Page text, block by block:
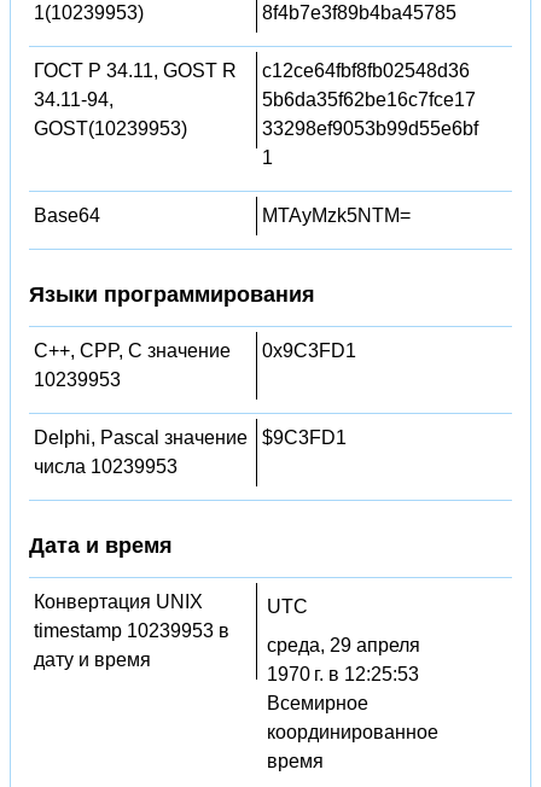
1(10239953)
8f4b7e3f89b4ba45785
ГОСТ Р 34.11, GOST R
34.11-94,
GOST(10239953)
c12ce64fbf8fb02548d36
5b6da35f62be16c7fce17
33298ef9053b99d55e6bf
1
Base64 MTAyMzk5NTM=
Языки программирования
C++, CPP, C значение
10239953
0x9C3FD1
Delphi, Pascal значение
числа 10239953
$9C3FD1
Дата и время
Конвертация UNIX
timestamp 10239953 в
дату и время
UTC
среда, 29 апреля
1970 г. в 12:25:53
Всемирное
координированное
время